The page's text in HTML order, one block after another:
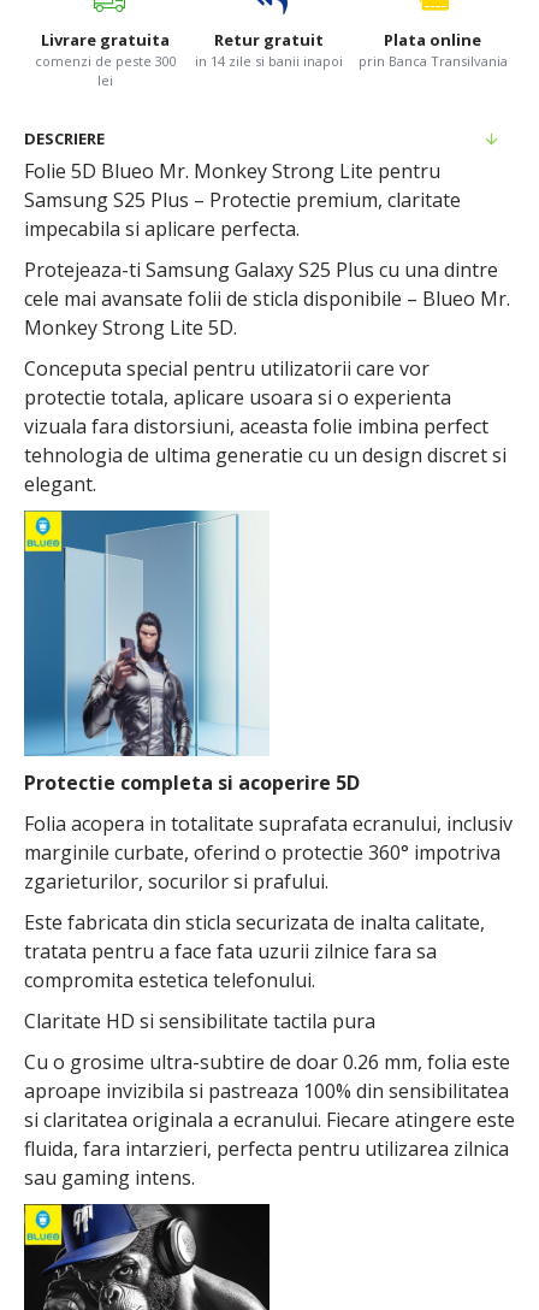
Livrare gratuita
comenzi de peste 300
lei
Retur gratuit
in 14 zile si banii inapoi
Plata online
prin Banca Transilvania
DESCRIERE
Folie 5D Blueo Mr. Monkey Strong Lite pentru
Samsung S25 Plus – Protectie premium, claritate
impecabila si aplicare perfecta.
Protejeaza-ti Samsung Galaxy S25 Plus cu una dintre
cele mai avansate folii de sticla disponibile – Blueo Mr.
Monkey Strong Lite 5D.
Conceputa special pentru utilizatorii care vor
protectie totala, aplicare usoara si o experienta
vizuala fara distorsiuni, aceasta folie imbina perfect
tehnologia de ultima generatie cu un design discret si
elegant.
Protectie completa si acoperire 5D
Folia acopera in totalitate suprafata ecranului, inclusiv
marginile curbate, oferind o protectie 360° impotriva
zgarieturilor, socurilor si prafului.
Este fabricata din sticla securizata de inalta calitate,
tratata pentru a face fata uzurii zilnice fara sa
compromita estetica telefonului.
Claritate HD si sensibilitate tactila pura
Cu o grosime ultra-subtire de doar 0.26 mm, folia este
aproape invizibila si pastreaza 100% din sensibilitatea
si claritatea originala a ecranului. Fiecare atingere este
fluida, fara intarzieri, perfecta pentru utilizarea zilnica
sau gaming intens.